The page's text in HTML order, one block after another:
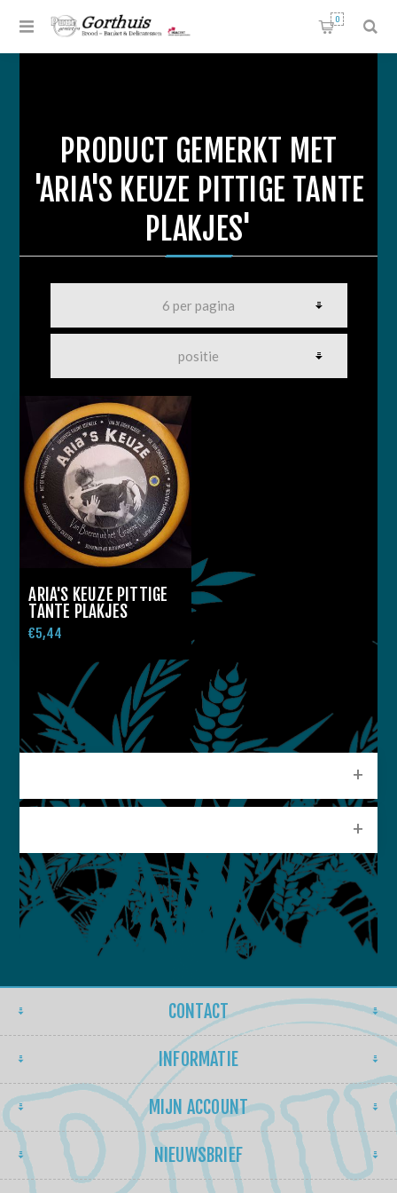
0
PRODUCT GEMERKT MET
'ARIA'S KEUZE PITTIGE TANTE
PLAKJES'
ARIA'S KEUZE PITTIGE
TANTE PLAKJES
€5,44
CONTACT
INFORMATIE
MIJN ACCOUNT
NIEUWSBRIEF